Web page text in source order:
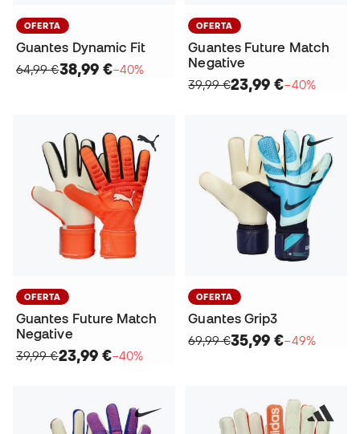
OFERTA
Guantes Dynamic Fit
64,99 €38,99 €−40%
OFERTA
Guantes Future Match
Negative
39,99 €23,99 €−40%
OFERTA
Guantes Future Match
Negative
39,99 €23,99 €−40%
OFERTA
Guantes Grip3
69,99 €35,99 €−49%